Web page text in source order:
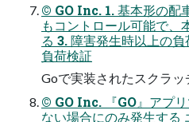
© GO Inc. 1. 基本形の配
もコントロール可能で、
る 3. 障害発生時以上の
負荷検証
Goで実装されたスクラ
© GO Inc. 『GO』アプ
ない場合にのみ発生する